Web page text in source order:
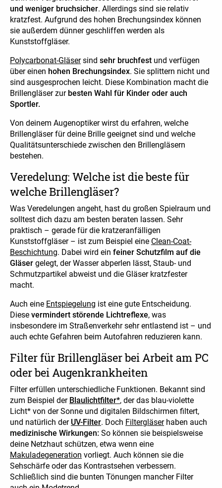
und weniger bruchsicher. Allerdings sind sie relativ
kratzfest. Aufgrund des hohen Brechungsindex können
sie außerdem dünner geschliffen werden als
Kunststoffgläser.
Polycarbonat-Gläsersind sehr bruchfest und verfügen
über einen hohen Brechungsindex. Sie splittern nicht und
sind ausgesprochen leicht. Diese Kombination macht die
Brillengläser zurbesten Wahl für Kinder oder auch
Sportler.
Von deinem Augenoptiker wirst du erfahren, welche
Brillengläser für deine Brille geeignet sind und welche
Qualitätsunterschiede zwischen den Brillengläsern
bestehen. ­
Veredelung: Welche ist die beste für
welche Brillengläser?
Was Veredelungen angeht, hast du großen Spielraum und
solltest dich dazu am besten beraten lassen. Sehr
praktisch – gerade für die kratzeranfälligen
Kunststoffgläser – ist zum Beispiel eine Clean-Coat-
Beschichtung. Dabei wird ein feiner Schutzfilm auf die
Gläser gelegt, der Wasser abperlen lässt, Staub- und
Schmutzpartikel abweist und die Gläser kratzfester
macht.
Auch eine Entspiegelung ist eine gute Entscheidung.
Diese vermindert störende Lichtreflexe, was
insbesondere im Straßenverkehr sehr entlastend ist – und
auch echte Gefahren beim Autofahren reduzieren kann.
Filter für Brillengläser bei Arbeit am PC
oder bei Augenkrankheiten
Filter erfüllen unterschiedliche Funktionen. Bekannt sind
zum Beispiel der Blaulichtfilter*, der das blau-violette
Licht* von der Sonne und digitalen Bildschirmen filtert,
und natürlich der UV-Filter. Doch Filtergläserhaben auch
medizinische Wirkungen: So können sie beispielsweise
deine Netzhaut schützen, etwa wenn eine
Makuladegeneration vorliegt. Auch können sie die
Sehschärfe oder das Kontrastsehen verbessern.
Schließlich sind die bunten Tönungen mancher Filter